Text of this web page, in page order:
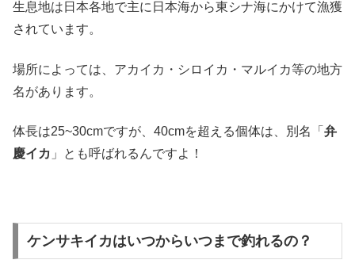
生息地は日本各地で主に日本海から東シナ海にかけて漁獲
されています。
場所によっては、アカイカ・シロイカ・マルイカ等の地方
名があります。
体長は25~30cmですが、40cmを超える個体は、別名「 弁
慶イカ 」とも呼ばれるんですよ！
ケンサキイカはいつからいつまで釣れるの？